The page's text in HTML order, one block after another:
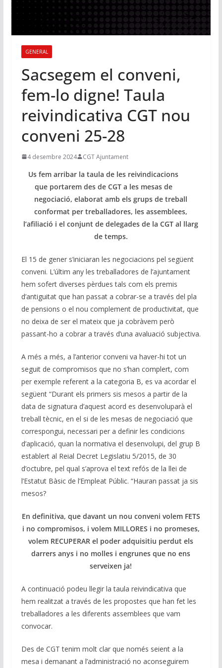
GENERAL
Sacsegem el conveni,
fem-lo digne! Taula
reivindicativa CGT nou
conveni 25-28
4 desembre 2024 CGT Ajuntament
Us fem arribar la taula de les reivindicacions
que portarem des de CGT a les mesas de
negociació, elaborat amb els grups de treball
conformat per treballadores, les assemblees,
l’afiliació i el conjunt de delegades de la CGT al llarg
de temps.
El 15 de gener s’iniciaran les negociacions pel següent
conveni. L’últim any les treballadores de l’ajuntament
hem sofert diverses pèrdues tals com els premis
d’antiguitat que han passat a cobrar-se a través del pla
de pensions o el nou complement de productivitat, que
no deixa de ser el mateix que ja cobràvem però
passant-ho a cobrar a través d’una avaluació subjectiva.
A més a més, a l’anterior conveni va haver-hi tot un
seguit de compromisos que no s’han complert, com
per exemple referent a la categoria B, es va acordar el
següent “Durant els primers sis mesos a partir de la
data de signatura d’aquest acord es desenvoluparà el
treball tècnic, en el si de les mesas de negociació que
correspongui, necessari per a definir les condicions
d’aplicació, quan la normativa el desenvolupi, del grup B
establert al Reial Decret Legislatiu 5/2015, de 30
d’octubre, pel qual s’aprova el text refós de la llei de
l’Estatut Bàsic de l’Empleat Públic. “Hauran passat ja sis
mesos?
En definitiva, que davant un nou conveni volem FETS
i no compromisos, i volem MILLORES i no promeses,
volem RECUPERAR el poder adquisitiu perdut els
darrers anys i no molles i engrunes que no ens
serveixen ja!
A continuació podeu llegir la taula reivindicativa que
hem realitzat a través de les propostes que han fet les
treballadores a les diferents assemblees que vam
convocar.
Des de CGT tenim molt clar que només seient a la
mesa i demanant a l’administració no aconseguirem